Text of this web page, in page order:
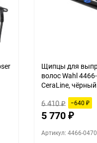
Щипцы для
волос Wahl
CeraLine, чёрный
6 410₽ −640 ₽
5 770 ₽
Артикул: 4466-0470